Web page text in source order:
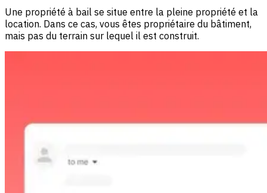
Une propriété à bail se situe entre la pleine propriété et la
location. Dans ce cas, vous êtes propriétaire du bâtiment,
mais pas du terrain sur lequel il est construit.